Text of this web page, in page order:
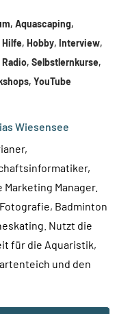
, Aquascaping,
Hilfe, Hobby, Interview,
Radio, Selbstlernkurse,
, YouTube
Wiesensee
Marketing Manager.
Badminton
Nutzt die
für die Aquaristik,
und den